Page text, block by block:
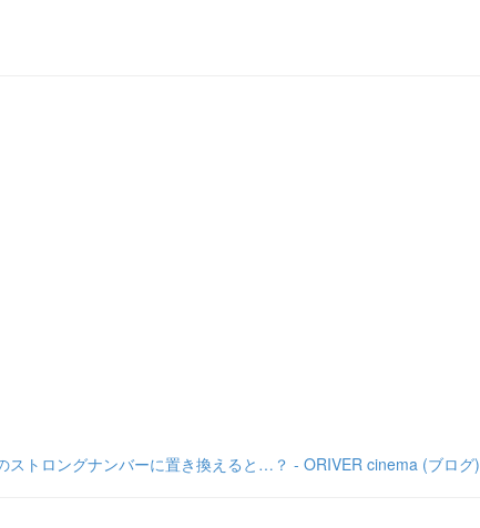
トロングナンバーに置き換えると…？ - ORIVER cinema (ブログ)